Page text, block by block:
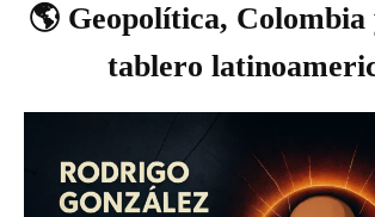
🌎 Geopolítica, Colombia
tablero